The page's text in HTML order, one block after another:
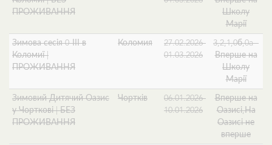
ПРОЖИВАННЯ
Школу
Марії
Зимова сесія 0-ІІІ в
Коломиї |
ПРОЖИВАННЯ
Коломия
27.02.2026-
01.03.2026
3,2,1,0б,0a -
Вперше на
Школу
Марії
Зимовий Дитячий Оазис
у Чорткові | БЕЗ
ПРОЖИВАННЯ
Чортків
06.01.2026-
10.01.2026
Вперше на
Оазисі,На
Оазисі не
вперше